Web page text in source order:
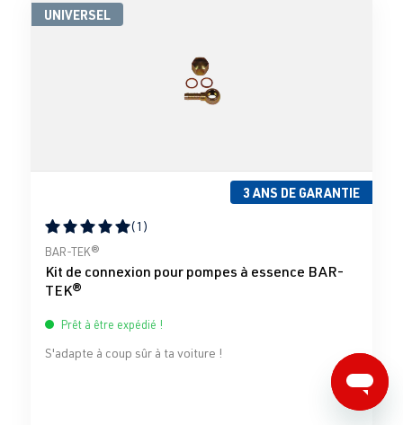
UNIVERSEL
3 ANS DE GARANTIE
Note moyenne de 5 sur 5 étoiles
(1)
BAR-TEK®
Kit de connexion pour pompes à essence BAR-
TEK®
Prêt à être expédié !
S'adapte à coup sûr à ta voiture !